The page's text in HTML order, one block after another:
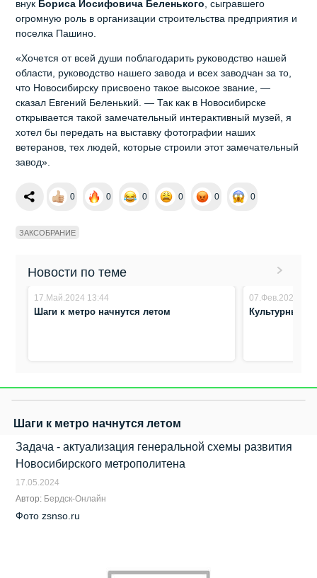
внук Бориса Иосифовича Беленького, сыгравшего
огромную роль в организации строительства предприятия и
поселка Пашино.
«Хочется от всей души поблагодарить руководство нашей
области, руководство нашего завода и всех заводчан за то,
что Новосибирску присвоено такое высокое звание, —
сказал Евгений Беленький. — Так как в Новосибирске
открывается такой замечательный интерактивный музей, я
хотел бы передать на выставку фотографии наших
ветеранов, тех людей, которые строили этот замечательный
завод».
0 0 0 0 0 0
ЗАКСОБРАНИЕ
Новости по теме
17.Май.2024 13:44
Шаги к метро начнутся летом
07.Фев.2024
Культурный
Шаги к метро начнутся летом
Задача - актуализация генеральной схемы развития
Новосибирского метрополитена
17.05.2024
Автор: Бердск-Онлайн
Фото zsnso.ru